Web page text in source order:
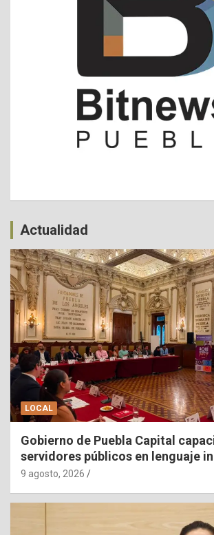
Actualidad
LOCAL
Gobierno de Puebla Capital
servidores públicos en lenguaje
9 agosto, 2026